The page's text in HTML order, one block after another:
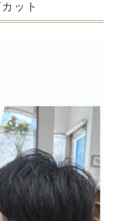
ット